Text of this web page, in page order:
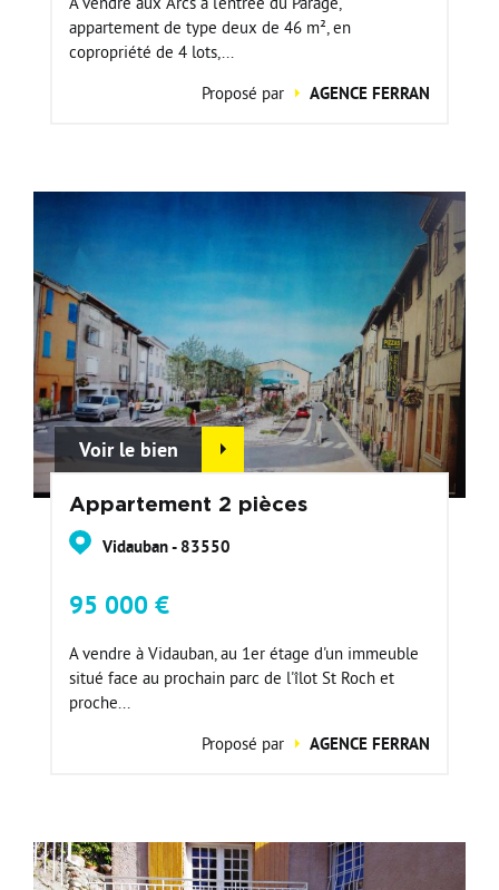
appartement de type deux de 46 m², en
copropriété de 4 lots,...
Proposé par
AGENCE FERRAN
Voir le bien
Appartement 2 pièces
Vidauban - 83550
95 000 €
A vendre à Vidauban, au 1er étage d'un immeuble
situé face au prochain parc de l'îlot St Roch et
proche...
Proposé par
AGENCE FERRAN